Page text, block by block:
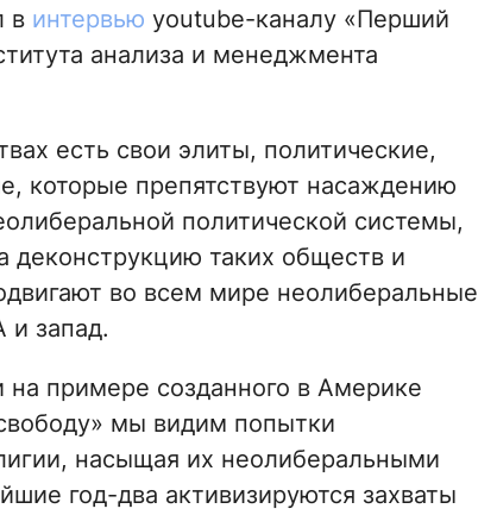
в интервью youtube-каналу «Перший
анализа и менеджмента
есть свои элиты, политические,
которые препятствуют насаждению
политической системы,
деконструкцию таких обществ и
во всем мире неолиберальные
и запад.
на примере созданного в Америке
мы видим попытки
насыщая их неолиберальными
год-два активизируются захваты